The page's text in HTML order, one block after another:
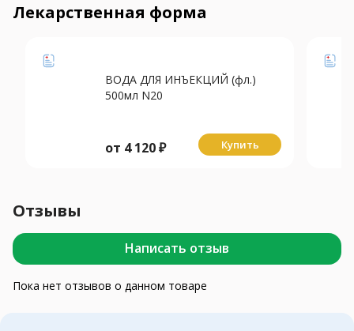
Лекарственная форма
ВОДА ДЛЯ ИНЪЕКЦИЙ (фл.)
500мл N20
от 4 120₽ Купить
Отзывы
Написать отзыв
Пока нет отзывов о данном товаре